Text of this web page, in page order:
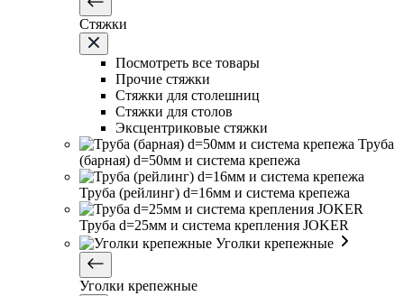
Стяжки
Посмотреть все товары
Прочие стяжки
Стяжки для столешниц
Стяжки для столов
Эксцентриковые стяжки
Труба
(барная) d=50мм и система крепежа
Труба (рейлинг) d=16мм и система крепежа
Труба d=25мм и система крепления JOKER
Уголки крепежные
Уголки крепежные